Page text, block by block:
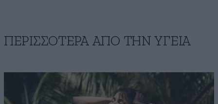
ΠΕΡΙΣΣΟΤΕΡΑ ΑΠΟ ΤΗΝ ΥΓΕΙΑ